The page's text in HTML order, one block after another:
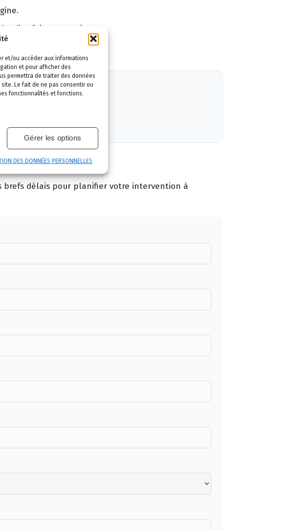
et/ou accéder aux informations
et pour afficher des
permettra de traiter des données
Le fait de ne pas consentir ou
fonctionnalités et fonctions.
Gérer les options
DES DONNÉES PERSONNELLES
discrétion garantie.
brefs délais pour planifier votre intervention à